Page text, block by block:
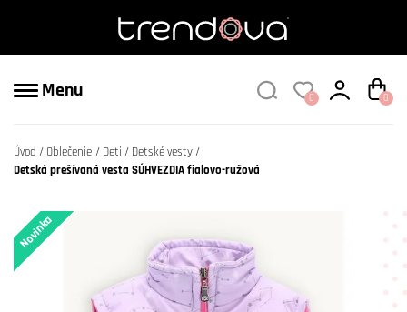
Menu 0 0
Úvod Oblečenie Deti
Detské vesty
Detská prešívaná vesta SÚHVEZDIA fialovo-ružová
Novinka